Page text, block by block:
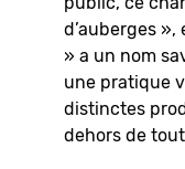
d’auberges
» a un nom
une pratique
distinctes
dehors de